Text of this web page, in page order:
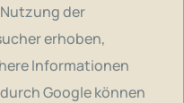
der
erhoben,
Informationen
Google können